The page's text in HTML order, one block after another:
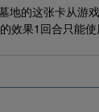
地的这张卡从游
效果1回合只能使